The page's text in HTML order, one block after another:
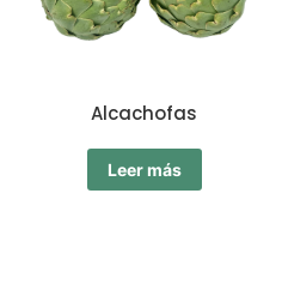
Alcachofas
Leer más